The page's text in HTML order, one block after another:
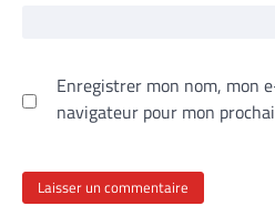
Enregistrer mon nom, mon
navigateur pour mon